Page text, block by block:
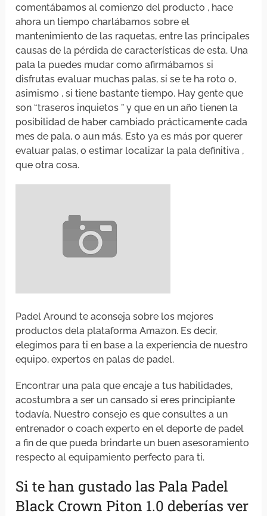
comentábamos al comienzo del producto , hace
ahora un tiempo charlábamos sobre el
mantenimiento de las raquetas, entre las principales
causas de la pérdida de características de esta. Una
pala la puedes mudar como afirmábamos si
disfrutas evaluar muchas palas, si se te ha roto o,
asimismo , si tiene bastante tiempo. Hay gente que
son “traseros inquietos ” y que en un año tienen la
posibilidad de haber cambiado prácticamente cada
mes de pala, o aun más. Esto ya es más por querer
evaluar palas, o estimar localizar la pala definitiva ,
que otra cosa.
Padel Around te aconseja sobre los mejores
productos dela plataforma Amazon. Es decir,
elegimos para ti en base a la experiencia de nuestro
equipo, expertos en palas de padel.
Encontrar una pala que encaje a tus habilidades,
acostumbra a ser un cansado si eres principiante
todavía. Nuestro consejo es que consultes a un
entrenador o coach experto en el deporte de padel
a fin de que pueda brindarte un buen asesoramiento
respecto al equipamiento perfecto para ti.
Si te han gustado las Pala Padel
Black Crown Piton 1.0 deberías ver